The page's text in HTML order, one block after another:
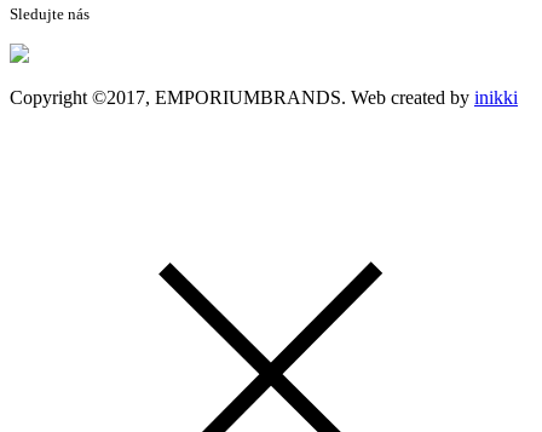
Sledujte nás
Copyright ©2017, EMPORIUMBRANDS. Web created by inikki